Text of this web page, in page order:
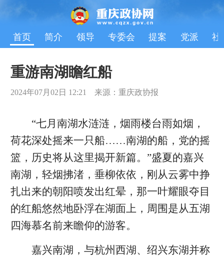
首页 简介 领导 专委会 提案 党派 社
重游南湖瞻红船
2024年07月02日 12:21 来源：重庆政协报
“七月南湖水涟涟，烟雨楼台雨如烟，
荷花深处摇来一只船……南湖的船，党的摇
篮，历史将从这里揭开新篇。”盛夏的嘉兴
南湖，轻烟拂渚，垂柳依依，刚从云雾中挣
扎出来的朝阳喷发出红晕，那一叶耀眼夺目
的红船悠然地卧浮在湖面上，周围是从五湖
四海慕名前来瞻仰的游客。
嘉兴南湖，与杭州西湖、绍兴东湖并称